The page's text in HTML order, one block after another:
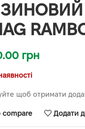
грн
щоб отримати
compare Додати